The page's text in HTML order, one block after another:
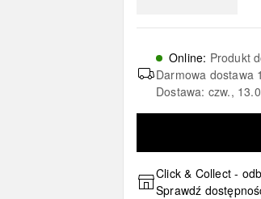
Online: Produkt
Darmowa dostawa
Dostawa: czw.,
Click & Collect -
Sprawdź